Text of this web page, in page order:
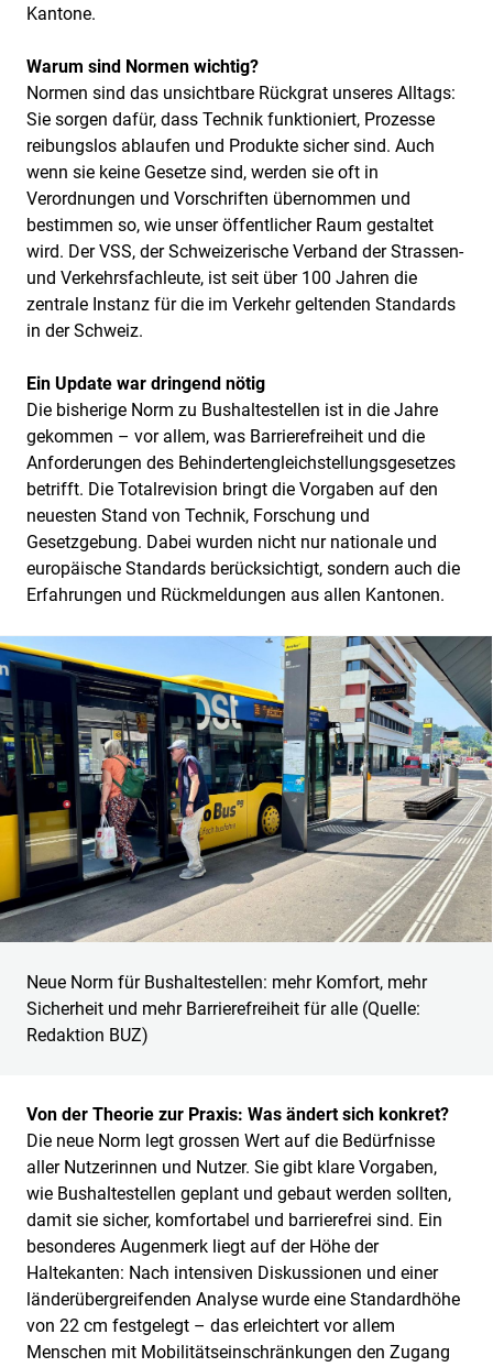
Kantone.
Warum sind Normen wichtig?
Normen sind das unsichtbare Rückgrat unseres Alltags:
Sie sorgen dafür, dass Technik funktioniert, Prozesse
reibungslos ablaufen und Produkte sicher sind. Auch
wenn sie keine Gesetze sind, werden sie oft in
Verordnungen und Vorschriften übernommen und
bestimmen so, wie unser öffentlicher Raum gestaltet
wird. Der VSS, der Schweizerische Verband der Strassen-
und Verkehrsfachleute, ist seit über 100 Jahren die
zentrale Instanz für die im Verkehr geltenden Standards
in der Schweiz.
Ein Update war dringend nötig
Die bisherige Norm zu Bushaltestellen ist in die Jahre
gekommen – vor allem, was Barrierefreiheit und die
Anforderungen des Behindertengleichstellungsgesetzes
betrifft. Die Totalrevision bringt die Vorgaben auf den
neuesten Stand von Technik, Forschung und
Gesetzgebung. Dabei wurden nicht nur nationale und
europäische Standards berücksichtigt, sondern auch die
Erfahrungen und Rückmeldungen aus allen Kantonen.
Neue Norm für Bushaltestellen: mehr Komfort, mehr
Sicherheit und mehr Barrierefreiheit für alle (Quelle:
Redaktion BUZ)
Von der Theorie zur Praxis: Was ändert sich konkret?
Die neue Norm legt grossen Wert auf die Bedürfnisse
aller Nutzerinnen und Nutzer. Sie gibt klare Vorgaben,
wie Bushaltestellen geplant und gebaut werden sollten,
damit sie sicher, komfortabel und barrierefrei sind. Ein
besonderes Augenmerk liegt auf der Höhe der
Haltekanten: Nach intensiven Diskussionen und einer
länderübergreifenden Analyse wurde eine Standardhöhe
von 22 cm festgelegt – das erleichtert vor allem
Menschen mit Mobilitätseinschränkungen den Zugang